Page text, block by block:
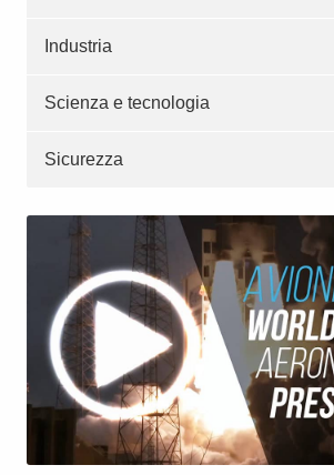
Industria
Scienza e tecnologia
Sicurezza